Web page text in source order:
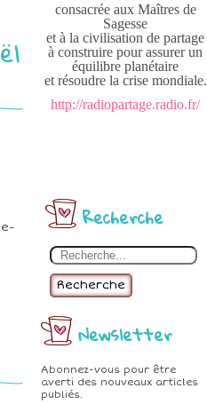
consacrée aux Maîtres de
Sagesse
et à la civilisation de partage
à construire pour assurer un
équilibre planétaire
et résoudre la crise mondiale.
http://radiopartage.radio.fr/
Recherche
Recherche
Newsletter
Abonnez-vous pour être
averti des nouveaux articles
publiés.